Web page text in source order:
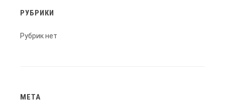
РУБРИКИ
Рубрик нет
МЕТА